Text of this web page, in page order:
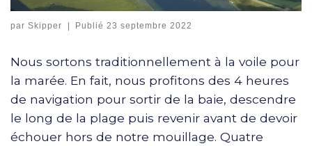
par Skipper Publié23 septembre 2022
Nous sortons traditionnellement à la voile pour
la marée. En fait, nous profitons des 4 heures
de navigation pour sortir de la baie, descendre
le long de la plage puis revenir avant de devoir
échouer hors de notre mouillage. Quatre